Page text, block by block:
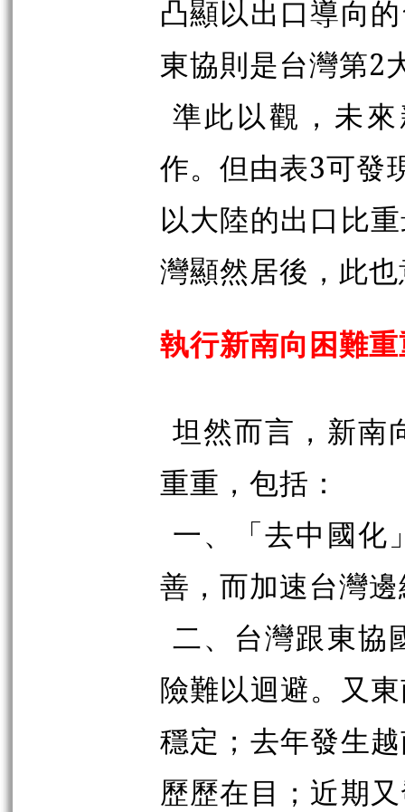
凸顯以出口導向
東協則是台灣第2
準此以觀，未
作。但由表3可發
以大陸的出口比
灣顯然居後，此
執行新南向困難
坦然而言，新南
重重，包括：
一、「去中國化
善，而加速台灣
二、台灣跟東協
險難以迴避。又
穩定；去年發生
歷歷在目；近期